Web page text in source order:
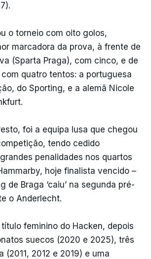
o torneio com oito golos,
marcadora da prova, à frente de
(Sparta Praga), com cinco, e de
quatro tentos: a portuguesa
do Sporting, e a alemã Nicole
foi a equipa lusa que chegou
tendo cedido
penalidades nos quartos
hoje finalista vencido –
de Braga ‘caiu’ na segunda pré-
o Anderlecht.
feminino do Hacken, depois
suecos (2020 e 2025), três
(2011, 2012 e 2019) e uma